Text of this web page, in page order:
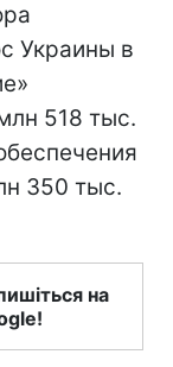
Украины в
518 тыс.
350 тыс.
на